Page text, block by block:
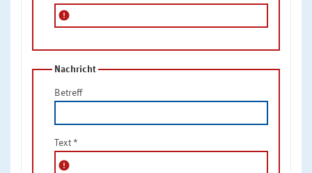
error
Nachricht
Betreff
Text *
error